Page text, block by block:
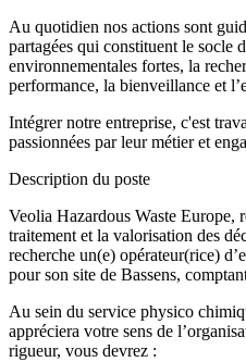
Au quotidien nos actions sont
partagées qui constituent le socle
environnementales fortes, la
performance, la bienveillance et
Intégrer notre entreprise, c'est
passionnées par leur métier et
Description du poste
Veolia Hazardous Waste Europe,
traitement et la valorisation des
recherche un(e) opérateur(rice)
pour son site de Bassens,
Au sein du service physico
appréciera votre sens de
rigueur, vous devrez :